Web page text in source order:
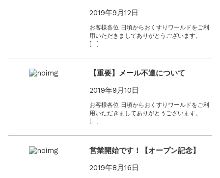
2019年9月12日
お客様各位 日頃からおくすりワールドをご利
用いただきましてありがとうございます。
[…]
【重要】メール不達について
2019年9月10日
お客様各位 日頃からおくすりワールドをご利
用いただきましてありがとうございます。
[…]
営業開始です！【オープン記念】
2019年8月16日